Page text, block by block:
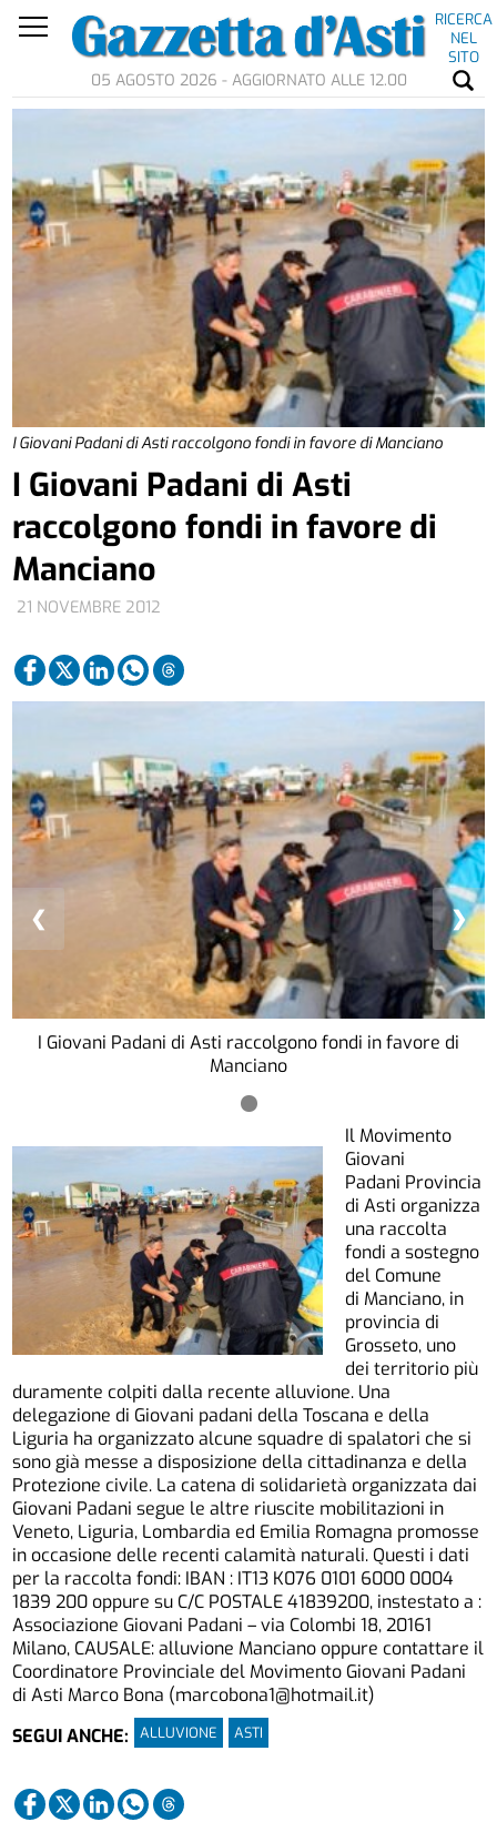
RICERCA
NEL
SITO
05 AGOSTO 2026 - AGGIORNATO ALLE 12.00
I Giovani Padani di Asti raccolgono fondi in favore di Manciano
21 NOVEMBRE 2012
I Giovani Padani di Asti
raccolgono fondi in favore di
Manciano
I Giovani Padani di Asti raccolgono fondi in favore di
Manciano
❮ ❯
Il Movimento
Giovani
Padani Provincia
di Asti organizza
una raccolta
fondi a sostegno
del Comune
di Manciano, in
provincia di
Grosseto, uno
dei territorio più
duramente colpiti dalla recente alluvione. Una
delegazione di Giovani padani della Toscana e della
Liguria ha organizzato alcune squadre di spalatori che si
sono già messe a disposizione della cittadinanza e della
Protezione civile. La catena di solidarietà organizzata dai
Giovani Padani segue le altre riuscite mobilitazioni in
Veneto, Liguria, Lombardia ed Emilia Romagna promosse
in occasione delle recenti calamità naturali. Questi i dati
per la raccolta fondi: IBAN : IT13 K076 0101 6000 0004
1839 200 oppure su C/C POSTALE 41839200, instestato a :
Associazione Giovani Padani – via Colombi 18, 20161
Milano, CAUSALE: alluvione Manciano oppure contattare il
Coordinatore Provinciale del Movimento Giovani Padani
di Asti Marco Bona (marcobona1@hotmail.it)
SEGUI ANCHE:
ALLUVIONE ASTI